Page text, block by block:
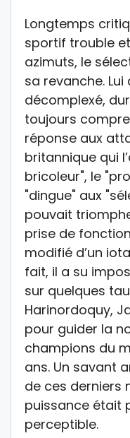
Longtemps
sportif trouble
azimuts, le
sa revanche.
décomplexé,
toujours
réponse aux
britannique qui
bricoleur", le
"dingue" aux
pouvait
prise de
modifié d’un
fait, il a su
sur quelques
Harinordoquy,
pour guider la
champions du
ans. Un savant
de ces derniers
puissance était
perceptible.